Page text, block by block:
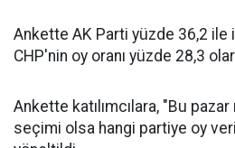
Ankette AK Parti yüzde 36,2 ile
CHP'nin oy oranı yüzde 28,3
Ankette katılımcılara, "Bu
seçimi olsa hangi partiye oy